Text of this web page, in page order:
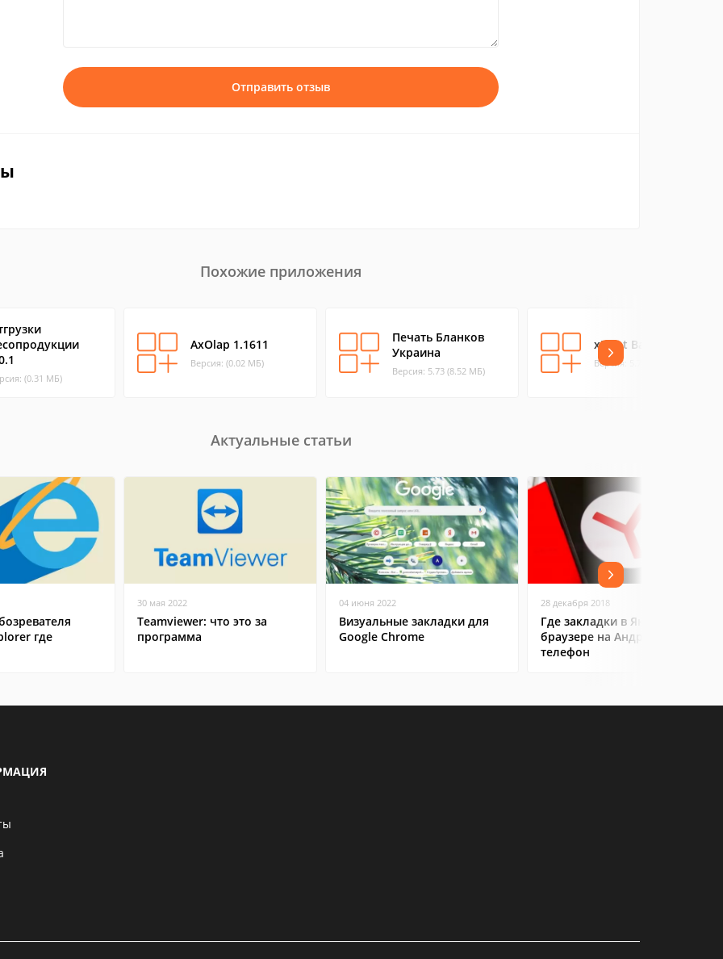
Отправить отзыв
Похожие приложения
(0.31 МБ)
AxOlap 1.1611
Версия: (0.02 МБ)
Печать Бланков
Украина
Версия: 5.73 (8.52 МБ)
xPrint Bank
Версия: 5.7 (1.17 МБ)
Актуальные статьи
где
30 мая 2022
Teamviewer: что это за
программа
04 июня 2022
Визуальные закладки для
Google Chrome
28 декабря 2018
Где закладки в Яндекс
браузере на Андроид
телефон